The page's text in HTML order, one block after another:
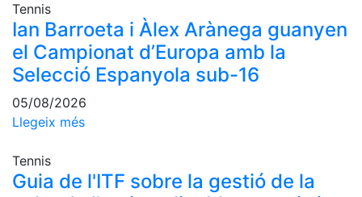
Tennis
Ian Barroeta i Àlex Arànega guanyen
el Campionat d’Europa amb la
Selecció Espanyola sub-16
05/08/2026
Llegeix més
Tennis
Guia de l'ITF sobre la gestió de la